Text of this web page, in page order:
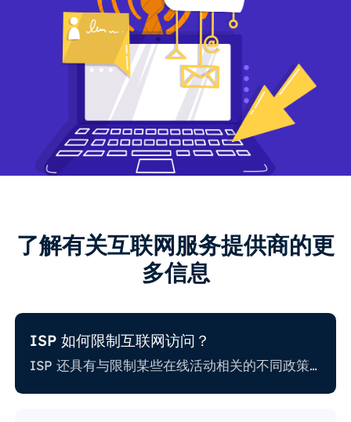
了解有关互联网服务提供商的更
多信息
ISP 如何限制互联网访问？
ISP 还具有与限制某些在线活动相关的不同政策。一些 ISP 会阻止某些网站，这对代理用户来说可能是一个巨大的问题。政策最严格的 ISP 会阻止访问社交媒体平台、新闻网站等。阻止特定端口也是一种相当流行的做法，严重限制了用户访问和使用互联网的方式。